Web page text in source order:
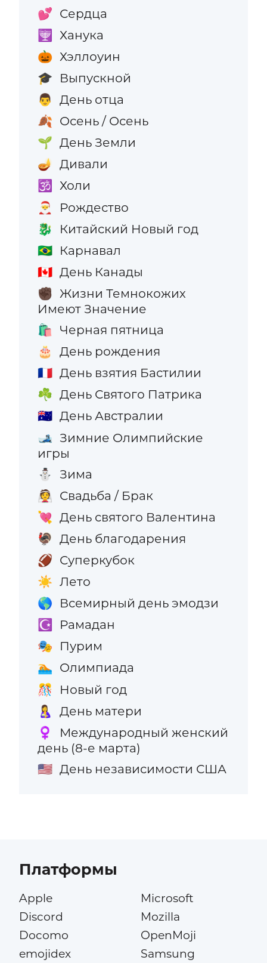
💕 Сердца
🕎 Ханука
🎃 Хэллоуин
🎓 Выпускной
👨 День отца
🍂 Осень / Осень
🌱 День Земли
🪔 Дивали
🕉️ Холи
🎅 Рождество
🐉 Китайский Новый год
🇧🇷 Карнавал
🇨🇦 День Канады
✊🏿 Жизни Темнокожих
Имеют Значение
🛍️ Черная пятница
🎂 День рождения
🇫🇷 День взятия Бастилии
☘️ День Святого Патрика
🇦🇺 День Австралии
🎿 Зимние Олимпийские
игры
⛄ Зима
👰 Свадьба / Брак
💘 День святого Валентина
🦃 День благодарения
🏈 Суперкубок
☀️ Лето
🌎 Всемирный день эмодзи
☪️ Рамадан
🎭 Пурим
🏊 Олимпиада
🎊 Новый год
🤱 День матери
♀️
Международный женский
день (8-е марта)
🇺🇸 День независимости США
Платформы
Apple
Discord
Docomo
emojidex
Microsoft
Mozilla
OpenMoji
Samsung